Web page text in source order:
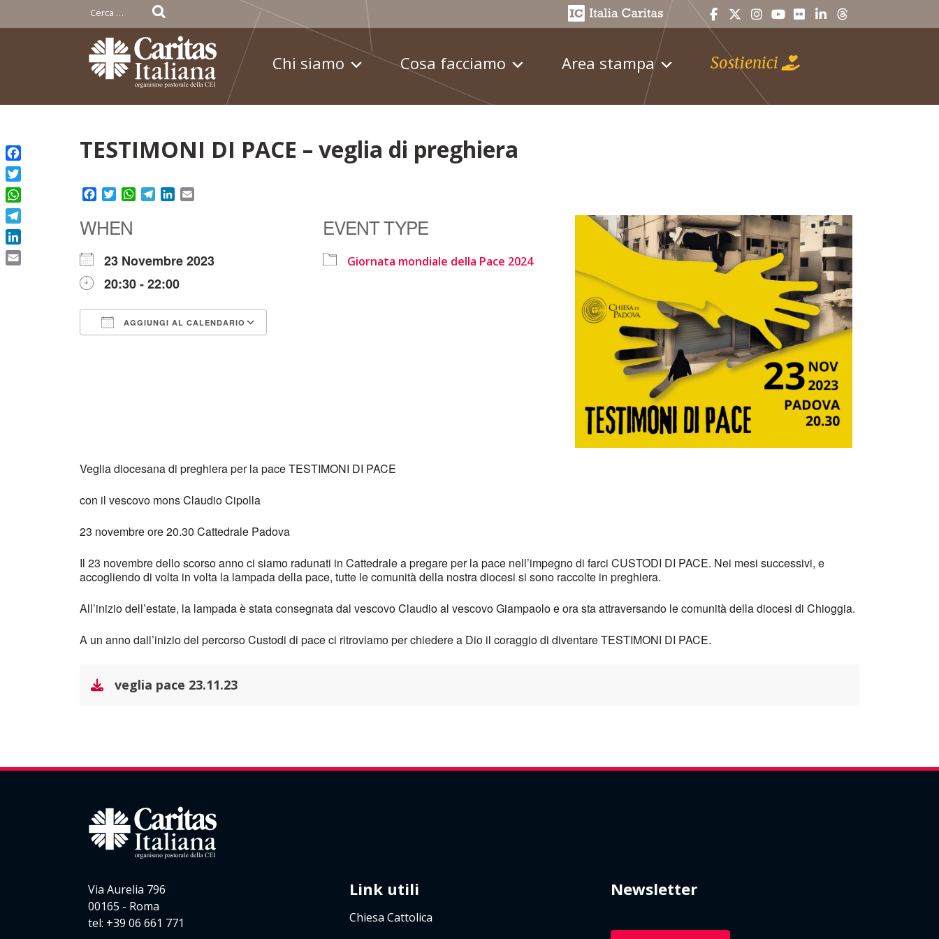
Skip
to
content
Ricerca
per:
Chi siamo Cosa facciamo Area stampa Sostienici
TESTIMONI DI PACE – veglia di preghiera
Facebook
TwitterWhatsApp
TelegramLinkedIn
WHEN
23 Novembre 2023
20:30 - 22:00
AGGIUNGI AL CALENDARIO
Office 365 Outlook Live
EVENT TYPE
Giornata mondiale della Pace 2024
Veglia diocesana di preghiera per la pace TESTIMONI DI PACE
con il vescovo mons Claudio Cipolla
23 novembre ore 20.30 Cattedrale Padova
Il 23 novembre dello scorso anno ci siamo radunati in Cattedrale a pregare per la pace nell’impegno di farci CUSTODI DI PACE. Nei mesi successivi, e
accogliendo di volta in volta la lampada della pace, tutte le comunità della nostra diocesi si sono raccolte in preghiera.
All’inizio dell’estate, la lampada è stata consegnata dal vescovo Claudio al vescovo Giampaolo e ora sta attraversando le comunità della diocesi di Chioggia.
A un anno dall’inizio del percorso Custodi di pace ci ritroviamo per chiedere a Dio il coraggio di diventare TESTIMONI DI PACE.
veglia pace 23.11.23
Via Aurelia 796
00165 - Roma
tel: +39 06 661 771
Link utili
Chiesa Cattolica
Newsletter
Facebook
Twitter
WhatsApp
Telegram
LinkedIn